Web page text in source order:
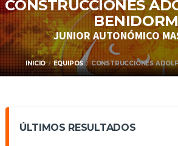
CONSTRUCCIONES
BENIDORM
JUNIOR AUTONÓMICO
INICIO EQUIPOS CONSTRUCCIONES
ÚLTIMOS RESULTADOS